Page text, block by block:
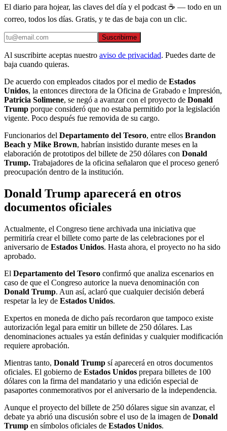
El diario para hojear, las claves del día y el podcast ☕ — todo en un
correo, todos los días. Gratis, y te das de baja con un clic.
Suscribirme
Al suscribirte aceptas nuestro aviso de privacidad. Puedes darte de
baja cuando quieras.
De acuerdo con empleados citados por el medio de Estados
Unidos, la entonces directora de la Oficina de Grabado e Impresión,
Patricia Solimene, se negó a avanzar con el proyecto de Donald
Trump porque consideró que no estaba permitido por la legislación
vigente. Poco después fue removida de su cargo.
Funcionarios del Departamento del Tesoro, entre ellos Brandon
Beach y Mike Brown, habrían insistido durante meses en la
elaboración de prototipos del billete de 250 dólares con Donald
Trump. Trabajadores de la oficina señalaron que el proceso generó
preocupación dentro de la institución.
Donald Trump aparecerá en otros
documentos oficiales
Actualmente, el Congreso tiene archivada una iniciativa que
permitiría crear el billete como parte de las celebraciones por el
aniversario de Estados Unidos. Hasta ahora, el proyecto no ha sido
aprobado.
El Departamento del Tesoro confirmó que analiza escenarios en
caso de que el Congreso autorice la nueva denominación con
Donald Trump. Aun así, aclaró que cualquier decisión deberá
respetar la ley de Estados Unidos.
Expertos en moneda de dicho país recordaron que tampoco existe
autorización legal para emitir un billete de 250 dólares. Las
denominaciones actuales ya están definidas y cualquier modificación
requiere aprobación.
Mientras tanto, Donald Trump sí aparecerá en otros documentos
oficiales. El gobierno de Estados Unidos prepara billetes de 100
dólares con la firma del mandatario y una edición especial de
pasaportes conmemorativos por el aniversario de la independencia.
Aunque el proyecto del billete de 250 dólares sigue sin avanzar, el
debate ya abrió una discusión sobre el uso de la imagen de Donald
Trump en símbolos oficiales de Estados Unidos.